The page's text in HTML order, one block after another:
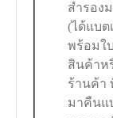
สำรอง
(ได้แบต
พร้อมใ
สินค้าห
ร้านค้า
มาคืนแ